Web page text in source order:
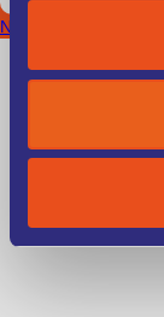
Noord-Brabant